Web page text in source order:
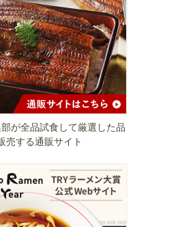
が全品試食して厳選した品
売する通販サイト